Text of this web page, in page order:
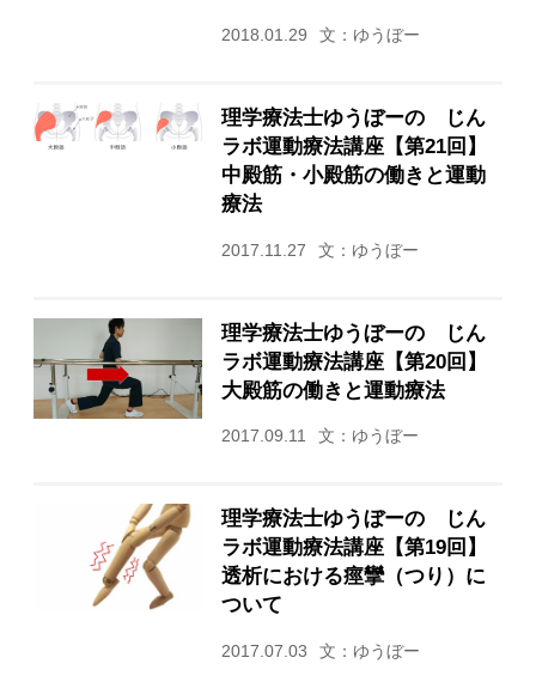
2018.01.29 文：ゆうぼー
理学療法士ゆうぼーの じん
ラボ運動療法講座【第21回】
中殿筋・小殿筋の働きと運動
療法
2017.11.27 文：ゆうぼー
理学療法士ゆうぼーの じん
ラボ運動療法講座【第20回】
大殿筋の働きと運動療法
2017.09.11 文：ゆうぼー
理学療法士ゆうぼーの じん
ラボ運動療法講座【第19回】
透析における痙攣（つり）に
ついて
2017.07.03 文：ゆうぼー